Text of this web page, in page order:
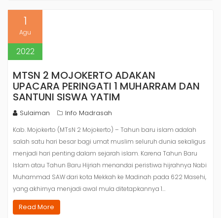
1
Agu
2022
MTSN 2 MOJOKERTO ADAKAN
UPACARA PERINGATI 1 MUHARRAM DAN
SANTUNI SISWA YATIM
Sulaiman Info Madrasah
Kab. Mojokerto (MTsN 2 Mojokerto) – Tahun baru islam adalah
salah satu hari besar bagi umat muslim seluruh dunia sekaligus
menjadi hari penting dalam sejarah islam. Karena Tahun Baru
Islam atau Tahun Baru Hijriah menandai peristiwa hijrahnya Nabi
Muhammad SAW dari kota Mekkah ke Madinah pada 622 Masehi,
yang akhirnya menjadi awal mula ditetapkannya 1…
Read More